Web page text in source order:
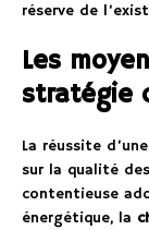
réserve de
Les
stratégie
La réussite
sur la qualité
contentieuse
énergétique, la